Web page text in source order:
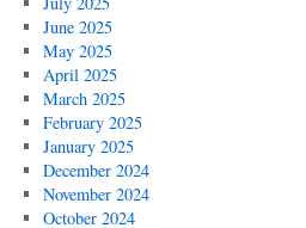
June 2025
May 2025
April 2025
March 2025
February 2025
January 2025
December 2024
November 2024
October 2024